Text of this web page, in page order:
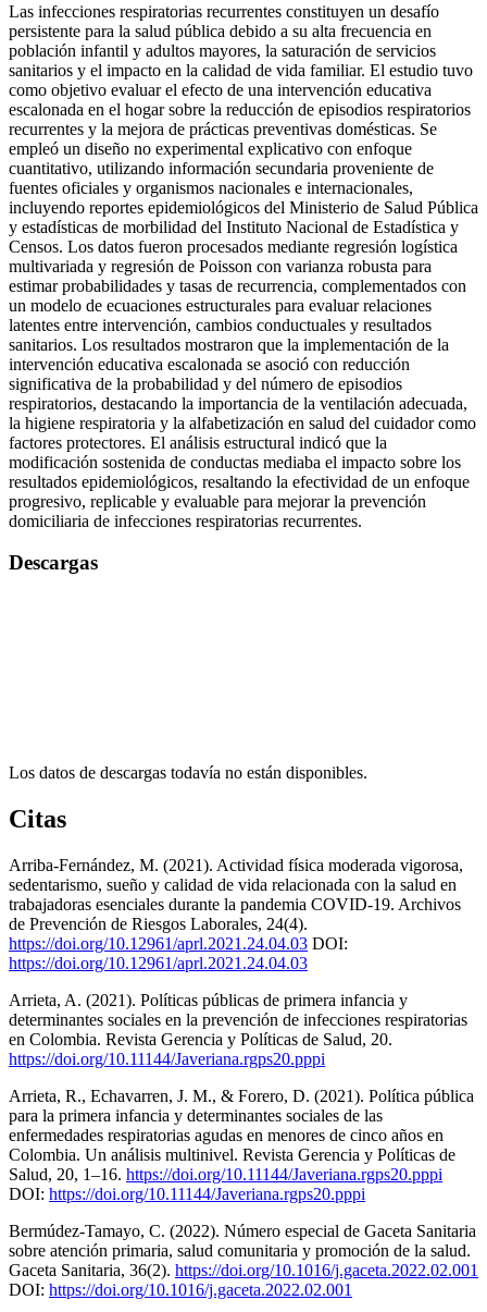
Las infecciones respiratorias recurrentes constituyen un desafío
persistente para la salud pública debido a su alta frecuencia en
población infantil y adultos mayores, la saturación de servicios
sanitarios y el impacto en la calidad de vida familiar. El estudio tuvo
como objetivo evaluar el efecto de una intervención educativa
escalonada en el hogar sobre la reducción de episodios respiratorios
recurrentes y la mejora de prácticas preventivas domésticas. Se
empleó un diseño no experimental explicativo con enfoque
cuantitativo, utilizando información secundaria proveniente de
fuentes oficiales y organismos nacionales e internacionales,
incluyendo reportes epidemiológicos del Ministerio de Salud Pública
y estadísticas de morbilidad del Instituto Nacional de Estadística y
Censos. Los datos fueron procesados mediante regresión logística
multivariada y regresión de Poisson con varianza robusta para
estimar probabilidades y tasas de recurrencia, complementados con
un modelo de ecuaciones estructurales para evaluar relaciones
latentes entre intervención, cambios conductuales y resultados
sanitarios. Los resultados mostraron que la implementación de la
intervención educativa escalonada se asoció con reducción
significativa de la probabilidad y del número de episodios
respiratorios, destacando la importancia de la ventilación adecuada,
la higiene respiratoria y la alfabetización en salud del cuidador como
factores protectores. El análisis estructural indicó que la
modificación sostenida de conductas mediaba el impacto sobre los
resultados epidemiológicos, resaltando la efectividad de un enfoque
progresivo, replicable y evaluable para mejorar la prevención
domiciliaria de infecciones respiratorias recurrentes.
Descargas
Los datos de descargas todavía no están disponibles.
Citas
Arriba-Fernández, M. (2021). Actividad física moderada vigorosa,
sedentarismo, sueño y calidad de vida relacionada con la salud en
trabajadoras esenciales durante la pandemia COVID-19. Archivos
de Prevención de Riesgos Laborales, 24(4).
https://doi.org/10.12961/aprl.2021.24.04.03 DOI:
https://doi.org/10.12961/aprl.2021.24.04.03
Arrieta, A. (2021). Políticas públicas de primera infancia y
determinantes sociales en la prevención de infecciones respiratorias
en Colombia. Revista Gerencia y Políticas de Salud, 20.
https://doi.org/10.11144/Javeriana.rgps20.pppi
Arrieta, R., Echavarren, J. M., & Forero, D. (2021). Política pública
para la primera infancia y determinantes sociales de las
enfermedades respiratorias agudas en menores de cinco años en
Colombia. Un análisis multinivel. Revista Gerencia y Políticas de
Salud, 20, 1–16. https://doi.org/10.11144/Javeriana.rgps20.pppi
DOI: https://doi.org/10.11144/Javeriana.rgps20.pppi
Bermúdez-Tamayo, C. (2022). Número especial de Gaceta Sanitaria
sobre atención primaria, salud comunitaria y promoción de la salud.
Gaceta Sanitaria, 36(2). https://doi.org/10.1016/j.gaceta.2022.02.001
DOI: https://doi.org/10.1016/j.gaceta.2022.02.001